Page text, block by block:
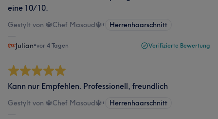
eine 10/10.
Gestylt von 🔱Chef Masoud🔱• Herrenhaarschnitt
Julian•vor 4 Tagen Verifizierte Bewertung
Kann nur Empfehlen. Professionell, freundlich
Gestylt von 🔱Chef Masoud🔱• Herrenhaarschnitt